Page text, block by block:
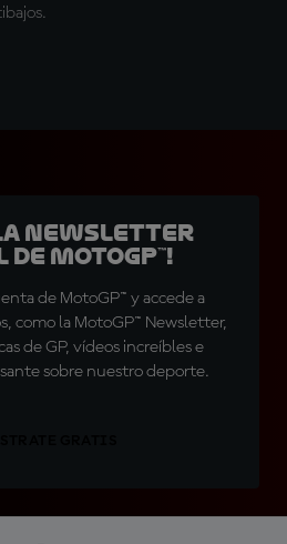
la Newsletter
MotoGP™!
de MotoGP™ y accede a
como la MotoGP™ Newsletter,
de GP, vídeos increíbles e
sobre nuestro deporte.